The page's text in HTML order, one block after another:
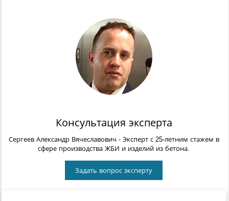
Консультация эксперта
Сергеев Александр Вячеславович - Эксперт с 25-летним стажем в
сфере производства ЖБИ и изделий из бетона.
Задать вопрос эксперту